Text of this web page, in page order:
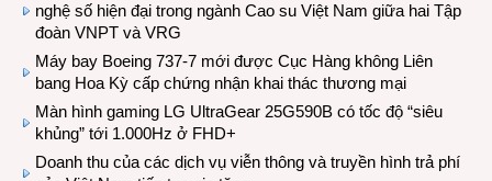
nghệ số hiện đại trong ngành Cao su Việt Nam giữa hai Tập
đoàn VNPT và VRG
Máy bay Boeing 737-7 mới được Cục Hàng không Liên
bang Hoa Kỳ cấp chứng nhận khai thác thương mại
Màn hình gaming LG UltraGear 25G590B có tốc độ “siêu
khủng” tới 1.000Hz ở FHD+
Doanh thu của các dịch vụ viễn thông và truyền hình trả phí